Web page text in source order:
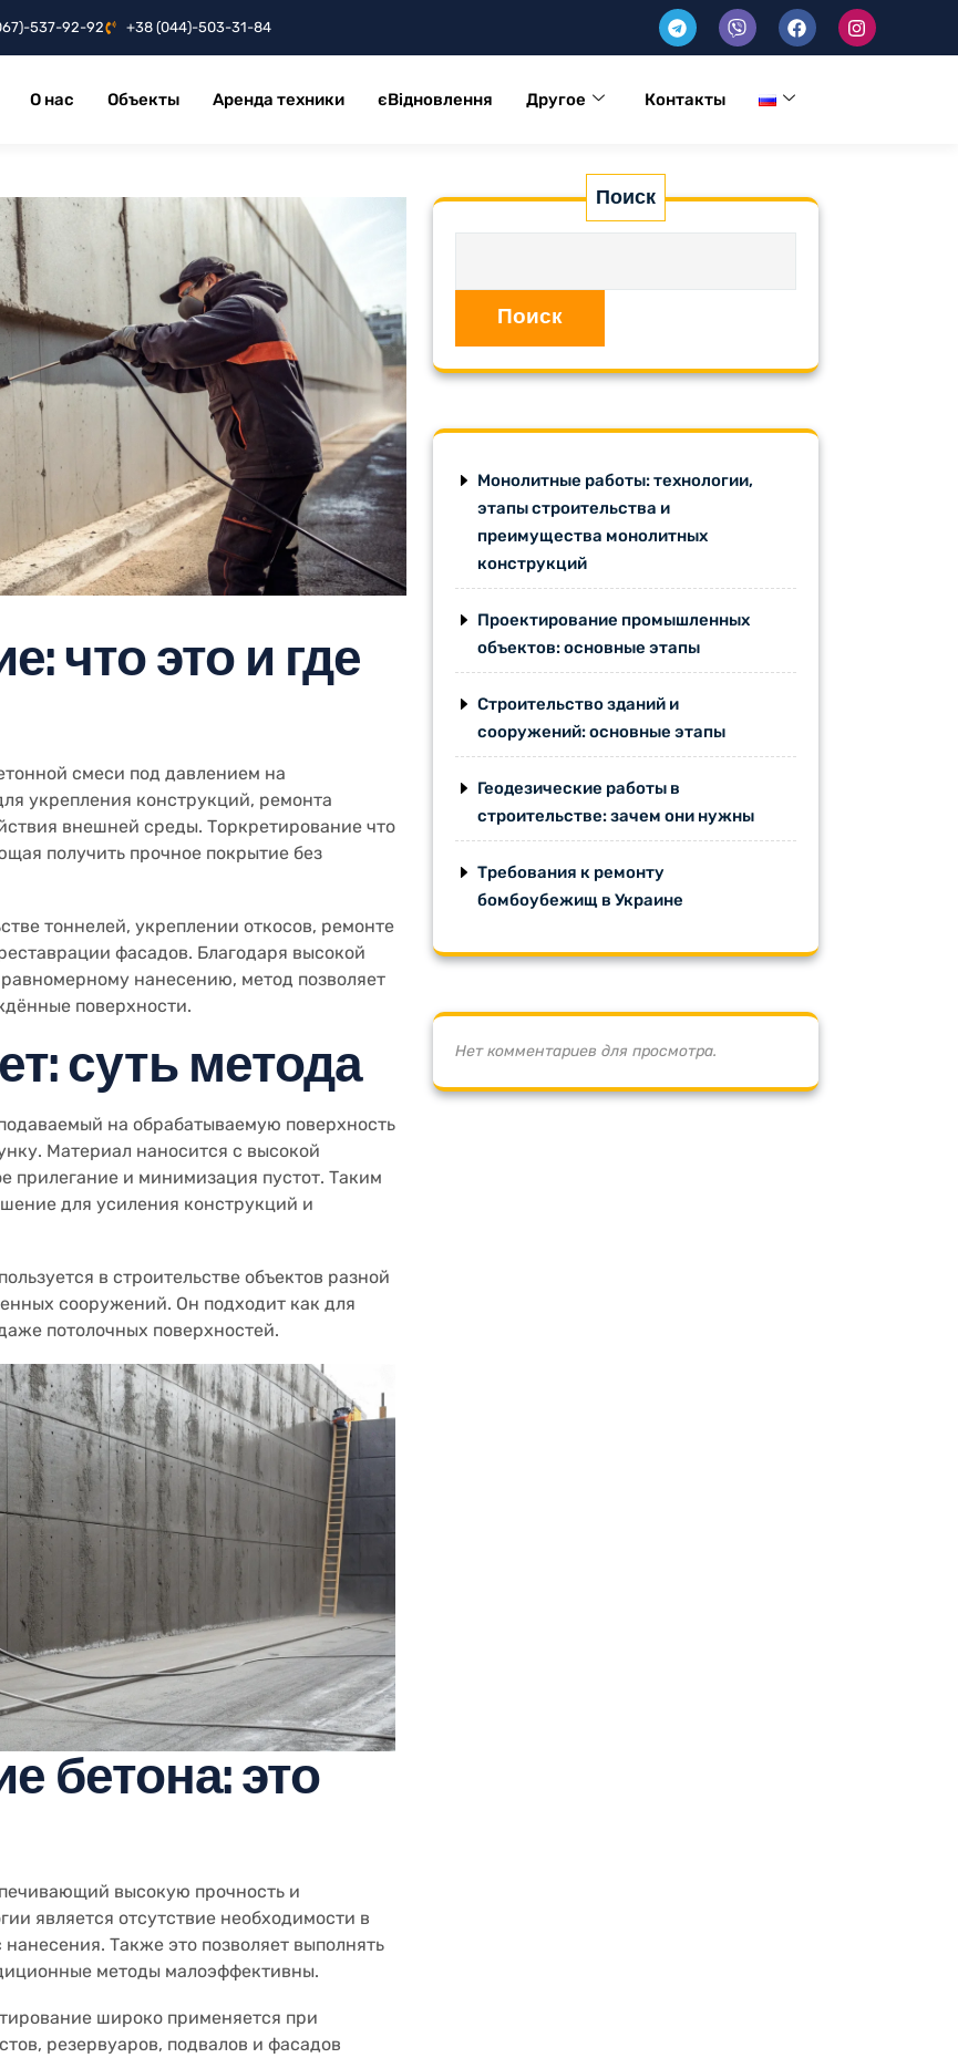
537-92-92 +38 (044)-503-31-84
О нас Объекты Аренда техники єВідновлення Другое Контакты
что это и где
смеси под давлением на
укрепления конструкций, ремонта
внешней среды. Торкретирование что
получить прочное покрытие без
тоннелей, укреплении откосов, ремонте
фасадов. Благодаря высокой
нанесению, метод позволяет
поверхности.
суть метода
на обрабатываемую поверхность
Материал наносится с высокой
прилегание и минимизация пустот. Таким
для усиления конструкций и
в строительстве объектов разной
сооружений. Он подходит как для
потолочных поверхностей.
бетона: это
высокую прочность и
является отсутствие необходимости в
Также это позволяет выполнять
методы малоэффективны.
широко применяется при
резервуаров, подвалов и фасадов
Поиск
Поиск
Монолитные работы: технологии,
этапы строительства и
преимущества монолитных
конструкций
Проектирование промышленных
объектов: основные этапы
Строительство зданий и
сооружений: основные этапы
Геодезические работы в
строительстве: зачем они нужны
Требования к ремонту
бомбоубежищ в Украине
Нет комментариев для просмотра.